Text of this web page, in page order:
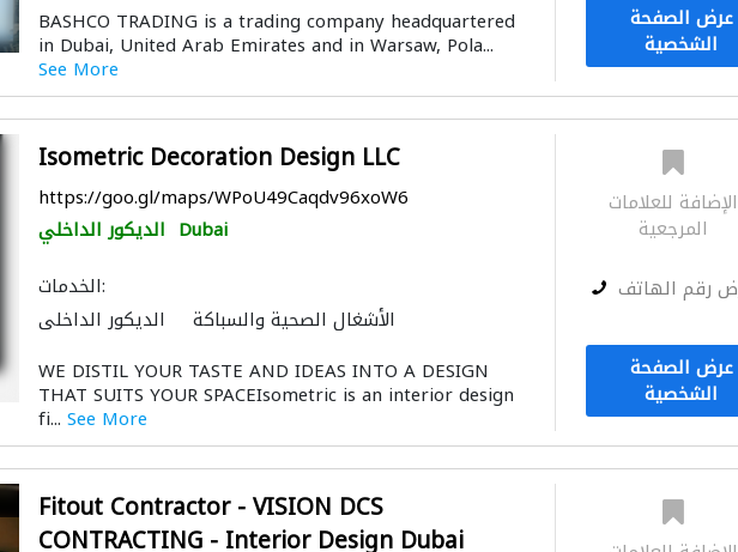
التصميم المعماري
BASHCO TRADING is a trading company headquartered
in Dubai, United Arab Emirates and in Warsaw, Pola...
See More
عرض الصفحة
الشخصية
Isometric Decoration Design LLC
https://goo.gl/maps/WPoU49Caqdv96xoW6
الديكور الداخلي Dubai
الخدمات:
الديكور الداخلي
الأشغال الصحية والسباكة
أعمال جبس مقاولون تسليم مفتاح الموبيليا والنجارة
WE DISTIL YOUR TASTE AND IDEAS INTO A DESIGN
THAT SUITS YOUR SPACEIsometric is an interior design
fi... See More
الإضافة للعلامات
المرجعية
رقم الهاتف
عرض الصفحة
الشخصية
Fitout Contractor - VISION DCS
CONTRACTING - Interior Design Dubai